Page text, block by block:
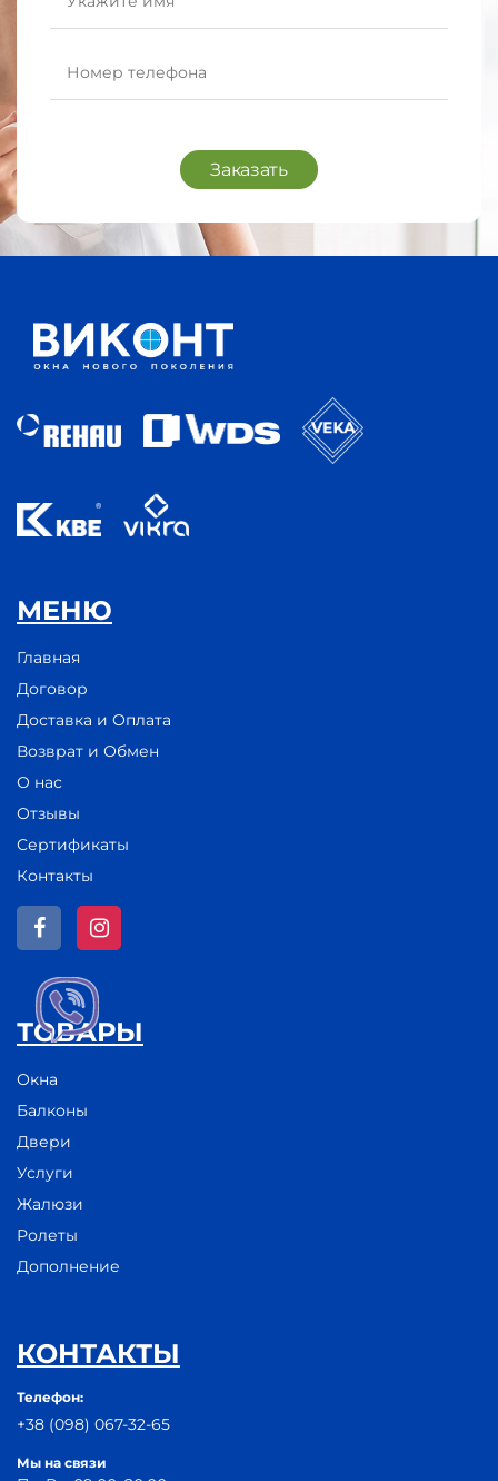
Заказать
МЕНЮ
Главная
Договор
Доставка и Оплата
Возврат и Обмен
О нас
Отзывы
Сертификаты
Контакты
ТОВАРЫ
Окна
Балконы
Двери
Услуги
Жалюзи
Ролеты
Дополнение
КОНТАКТЫ
Телефон:
+38 (098) 067-32-65
Мы на связи